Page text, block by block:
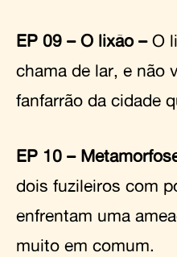
EP 09 – O lixão –O
chama de lar, e não
fanfarrão da cidade
EP 10 –
dois fuzileiros com
enfrentam uma
muito em comum.